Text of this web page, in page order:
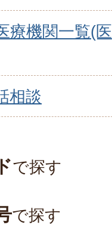
療機関一覧(医
相談
で探す
で探す